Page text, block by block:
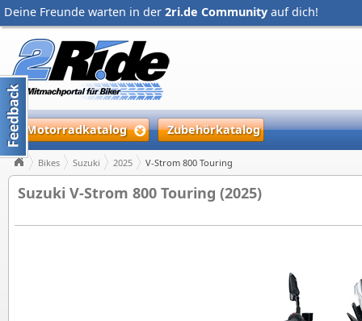
Deine Freunde warten in der 2ri.de Community auf dich!
Motorradkatalog Zubehörkatalog
Bikes Suzuki 2025 V-Strom 800 Touring
Suzuki V-Strom 800 Touring (2025)